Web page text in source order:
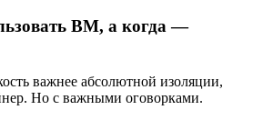
ВМ, а когда —
важнее абсолютной изоляции,
Но с важными оговорками.